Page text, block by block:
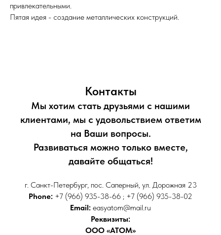
привлекательными.
Пятая идея - создание металлических конструкций.
Контакты
Мы хотим стать друзьями с нашими
клиентами, мы с удовольствием ответим
на Ваши вопросы.
Развиваться можно только вместе,
давайте общаться!
г. Санкт-Петербург, пос. Саперный, ул. Дорожная 23
Phone: +7 (966) 935-38-66 ; +7 (966) 935-38-02
Email: easyatom@mail.ru
Реквизиты:
ООО «АТОМ»